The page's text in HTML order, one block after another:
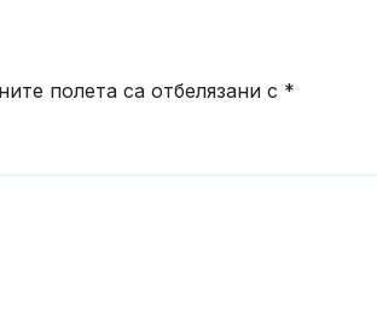
полета са отбелязани с *